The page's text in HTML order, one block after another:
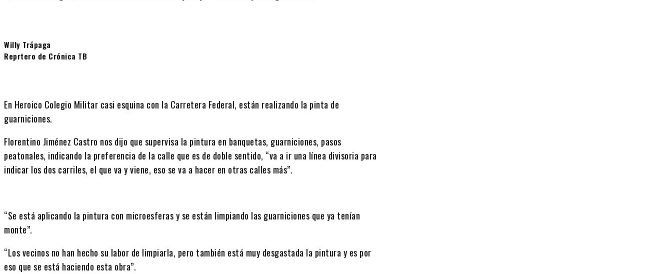
Willy Trápaga
Reprtero de Crónica TB
En Heroico Colegio Militar casi esquina con la Carretera Federal, están realizando la pinta de
guarniciones.
Florentino Jiménez Castro nos dijo que supervisa la pintura en banquetas, guarniciones, pasos
peatonales, indicando la preferencia de la calle que es de doble sentido, “va a ir una línea divisoria para
indicar los dos carriles, el que va y viene, eso se va a hacer en otras calles más”.
“Se está aplicando la pintura con microesferas y se están limpiando las guarniciones que ya tenían
monte”.
“Los vecinos no han hecho su labor de limpiarla, pero también está muy desgastada la pintura y es por
eso que se está haciendo esta obra”.